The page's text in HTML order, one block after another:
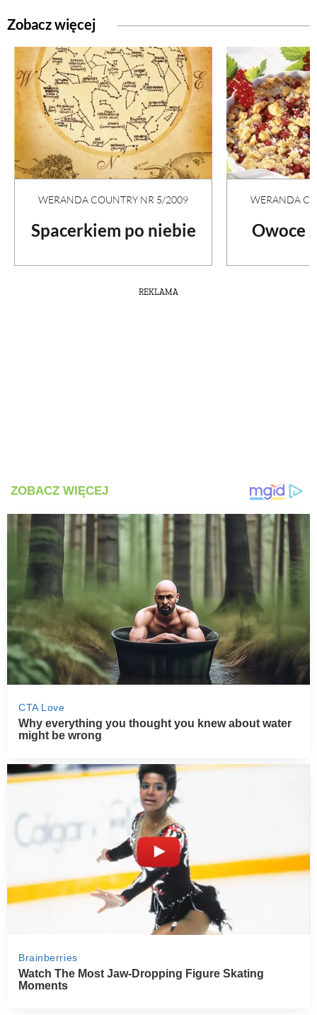
Zobacz więcej
WERANDA COUNTRY NR 5/2009
Spacerkiem po niebie
WERANDA
Owoce
REKLAMA